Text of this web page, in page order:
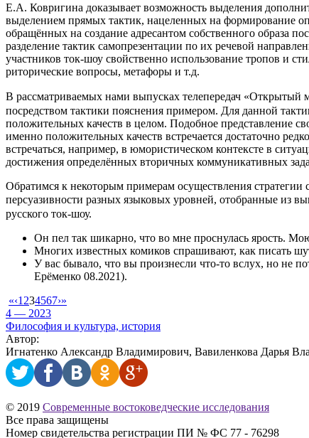
Е.А. Ковригина доказывает возможность выделения
выделением прямых тактик, нацеленных на формирование
обращённых на создание адресантом собственного образа
разделение тактик самопрезентации по их речевой
участников ток-шоу свойственно использование тропов и
риторические вопросы, метафоры и т.д.
В рассматриваемых нами выпусках телепередач «Открытый
посредством тактики пояснения примером. Для данной
положительных качеств в целом. Подобное представление
именно положительных качеств встречается достаточно
встречаться, например, в юмористическом контексте в
достижения определённых вторичных коммуникативных
Обратимся к некоторым примерам осуществления стратегии
персуазивности разных языковых уровней, отобранные из
русского ток-шоу.
Он пел так шикарно, что во мне проснулась ярость.
Многих известных комиков спрашивают, как писать
У вас бывало, что вы произнесли что-то вслух, но не
Ерёменко 08.2021).
«‹1 234567›»
4 — 2023
Философия и культура, история
Автор:
Игнатенко Александр Владимирович, Вавиленкова Дарья
© 2019 Современные востоковедческие исследования
Все права защищены
Номер свидетельства регистрации ПИ № ФС 77 - 76298